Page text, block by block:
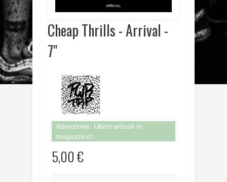
Cheap Thrills - Arrival -
7"
Attenzione: Ultimi articoli in
magazzino!
5,00 €